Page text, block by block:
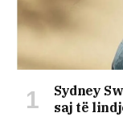
Sydney
saj të